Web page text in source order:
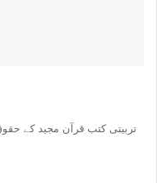
تربیتی کتب قرآن مجید کے